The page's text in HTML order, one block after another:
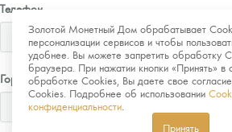
Золотой Монетный Дом обрабатывает
персонализации сервисов и чтобы
удобнее. Вы можете запретить обработку
браузера. При нажатии кнопки «Принять» в
обработке Cookies, Вы даете свое
Cookies. Подробнее об использовании
конфиденциальности
Принять
Телефон
Город